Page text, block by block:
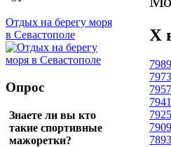
X
7989
7973
7957
7941
7925
7909
7893
Отдых на берегу моря
в Севастополе
Опрос
Знаете ли вы кто
такие спортивные
мажоретки?